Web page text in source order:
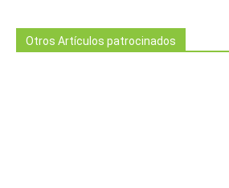
Otros Artículos patrocinados